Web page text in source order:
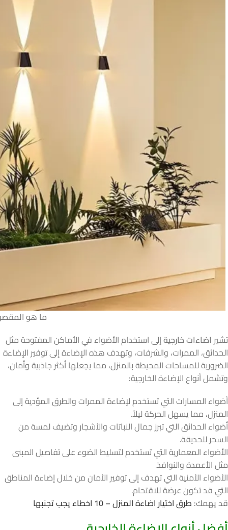
ما هو
تشير اضاءات خارجيةإلى استخدام الأضواء في الأماكن المفتوحة مثل
الحدائق، الممرات، والشرفات، وتهدف هذه الإضاءة إلى توفير الإضاءة
الضرورية للمساحات المحيطة بالمنزل، مما يجعلها أكثر جاذبية وأمان،
وتشمل أنواع الإضاءة الخارجية:
أضواء المسارات التي تستخدم لإضاءة الممرات والطرق المؤدية إلى
المنزل، مما يسهل الحركة ليلاً.
أضواء الحدائق التي تبرز جمال النباتات والأشجار وتضيف لمسة من
السحر للحديقة.
الأضواء المعمارية التي تستخدم لتسليط الضوء على تفاصيل المبنى
مثل الأعمدة والنوافذ.
الأضواء الأمنية التي تهدف إلى توفير الأمان من خلال إضاءة المناطق
التي قد تكون عرضة للاقتحام.
قد يهمك: طرق اختيار اضاءة المنزل – 10 اخطاء يجب تجنبها